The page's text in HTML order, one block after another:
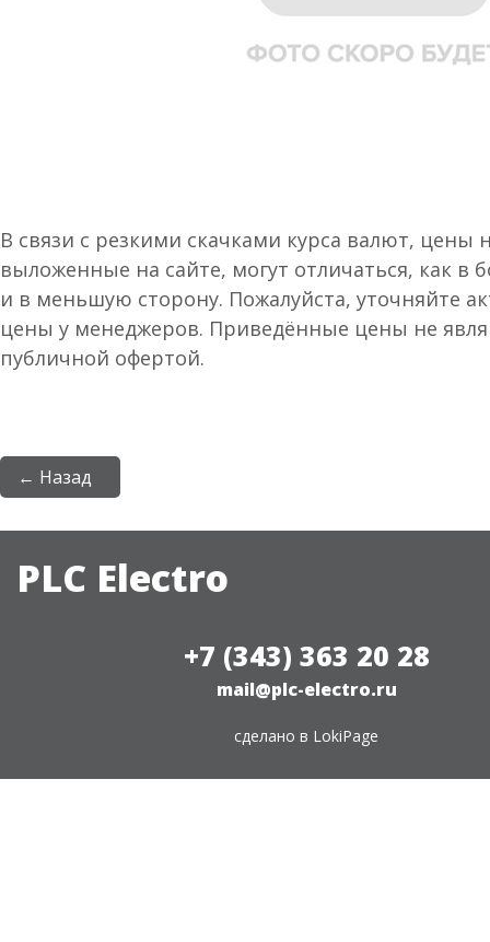
В связи с резкими скачками курса валют, цены
выложенные на сайте, могут отличаться, как в
и в меньшую сторону. Пожалуйста, уточняйте
цены у менеджеров. Приведённые цены не
публичной офертой.
← Назад
PLC Electro
+7 (343) 363 20 28
mail@plc-electro.ru
сделано в LokiPage